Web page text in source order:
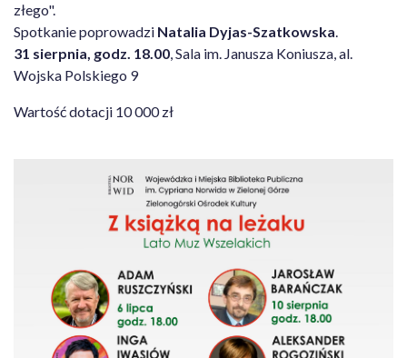
złego".
Spotkanie poprowadzi Natalia Dyjas-Szatkowska.
31 sierpnia, godz. 18.00, Sala im. Janusza Koniusza, al.
Wojska Polskiego 9
Wartość dotacji 10 000 zł